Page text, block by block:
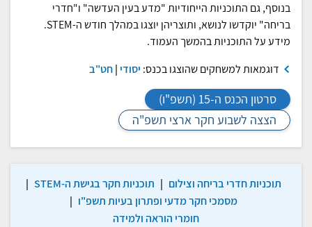
בנוסף, גם התוכניות הייחודיות "מדע בעין העדשה" ו"חדרי
בריחה" יוקדשו לנושא, ותוצריהן יוצגו במהלך חודש ה-STEM.
מידע על התוכניות בהמשך העמוד.
דוגמאות למשחקים שהוצגו בכנס: יסודי |חט"ב
סרטון הכנס ה-15 (תשפ"ו)
הצצה לשבוע חקר ארצי תשפ"ה
תוכניות חדרי בריחה וצילום | תוכניות חקר בגישת ה-STEM
|
מסמכי חקר מדעי ופתרון בעיות תשפ"ו |
חומרי הוראה ולמידה